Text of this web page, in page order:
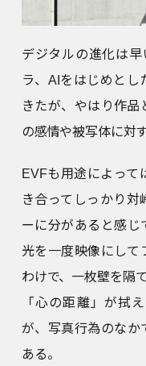
デジタルの進化は
ラ、AIをはじめとし
きたが、やはり作
の感情や被写体に対
EVFも用途によって
き合ってしっかり
ーに分があると感じ
光を一度映像にして
わけで、一枚壁を隔
「心の距離」が拭
が、写真行為のなか
ある。